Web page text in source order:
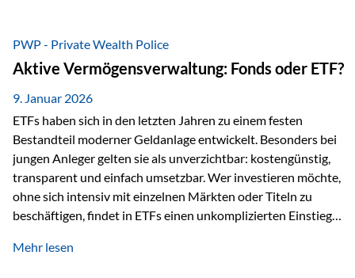
Inflationsrobustheit und Stabilisierung – eingebettet in eine
liechtensteinische Versicherungsstruktur. Die
Sicherheitsarchitektur: Liechtenstein als Strukturprinzip Die
Private Wealth Police positioniert sich mit einer dreistufigen
Sicherheitsarchitektur, die auf mehreren Ebenen ansetzt:
Stufe 1: Versicherer-Ebene • Versicherung mit…
PWP - Private Wealth Police
Aktive Vermögensverwaltung: Fonds oder ETF?
9. Januar 2026
ETFs haben sich in den letzten Jahren zu einem festen
Bestandteil moderner Geldanlage entwickelt. Besonders bei
jungen Anleger gelten sie als unverzichtbar: kostengünstig,
transparent und einfach umsetzbar. Wer investieren möchte,
ohne sich intensiv mit einzelnen Märkten oder Titeln zu
beschäftigen, findet in ETFs einen unkomplizierten Einstieg
werden häufig kritisch betrachtet. Sie gelten als teurer,
Mehr lesen